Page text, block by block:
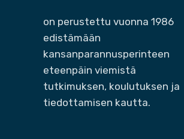
on perustettu vuonna 1986
edistämään
kansanparannusperinteen
eteenpäin viemistä
tutkimuksen, koulutuksen ja
tiedottamisen kautta.